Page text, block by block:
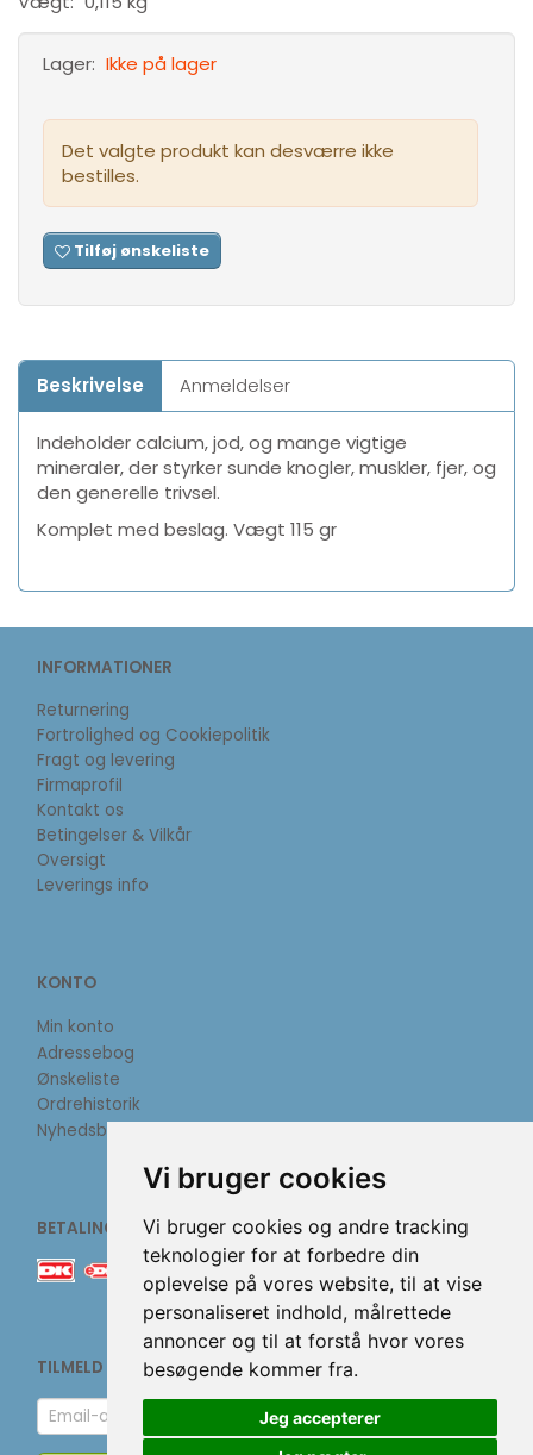
Vi bruger cookies
Vi bruger cookies og andre tracking
teknologier for at forbedre din
oplevelse på vores website, til at vise
personaliseret indhold, målrettede
annoncer og til at forstå hvor vores
besøgende kommer fra.
Jeg accepterer
Lager: Ikke på lager
Det valgte produkt kan desværre ikke
bestilles.
Tilføj ønskeliste
Beskrivelse Anmeldelser
Indeholder calcium, jod, og mange vigtige
mineraler, der styrker sunde knogler, muskler, fjer, og
den generelle trivsel.
Komplet med beslag. Vægt 115 gr
INFORMATIONER
Returnering
Fortrolighed og Cookiepolitik
Fragt og levering
Firmaprofil
Kontakt os
Betingelser & Vilkår
Oversigt
Leverings info
KONTO
Min konto
Adressebog
Ønskeliste
Ordrehistorik
Nyhedsbrev
BETALINGSMETODER
TILMELD NYHEDSBREV
Email-
adresse